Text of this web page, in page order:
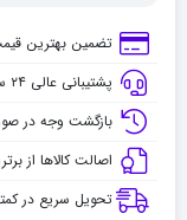
شیارتضمین بهترین
پشتیبانی عالی ۲۴ ساعته، ۷ روز هفته
بازگشت وجه در
اصالت کالاها از
تحویل سریع در